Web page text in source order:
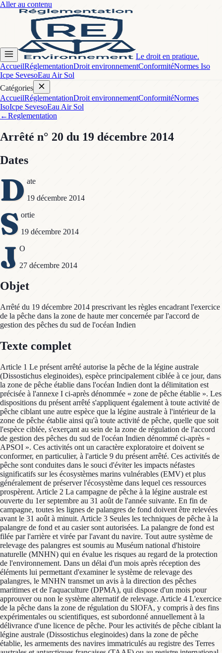
Aller au contenu
Le droit en pratique.
AccueilRéglementationDroit environnementConformitéNormes Iso
Icpe SevesoEau Air Sol
Catégories
AccueilRéglementationDroit environnementConformitéNormes
IsoIcpe SevesoEau Air Sol
←Reglementation
Arrêté n° 20 du 19 décembre 2014
Dates
D ate
19 décembre 2014
S ortie
19 décembre 2014
J O
27 décembre 2014
Objet
Arrêté du 19 décembre 2014 prescrivant les règles encadrant l'exercice
de la pêche dans la zone de haute mer concernée par l'accord de
gestion des pêches du sud de l'océan Indien
Texte complet
Article 1 Le présent arrêté autorise la pêche de la légine australe
(Dissostichus eleginoides), espèce principalement ciblée à ce jour, dans
la zone de pêche établie dans l'océan Indien dont la délimitation est
précisée à l'annexe I ci-après dénommée « zone de pêche établie ». Les
dispositions du présent arrêté s'appliquent également à toute activité de
pêche ciblant une autre espèce que la légine australe à l'intérieur de la
zone de pêche établie ainsi qu'à toute activité de pêche, quelle que soit
l'espèce ciblée, s'exerçant au sein de la zone de régulation de l'accord
de gestion des pêches du sud de l'océan Indien dénommé ci-après «
APSOI ». Ces activités ont un caractère exploratoire et doivent se
conformer, en particulier, à l'article 9 du présent arrêté. Ces activités de
pêche sont conduites dans le souci d'éviter les impacts néfastes
significatifs sur les écosystèmes marins vulnérables (EMV) et plus
généralement de préserver l'écosystème dans lequel ces ressources
prospèrent. Article 2 La campagne de pêche à la légine australe est
ouverte du 1er septembre au 31 août de l'année suivante. En fin de
campagne, toutes les lignes de palangres de fond doivent être relevées
avant le 31 août à minuit. Article 3 Seules les techniques de pêche à la
palangre de fond et au casier sont autorisées. La palangre de fond est
filée par l'arrière et virée par l'avant du navire. Tout autre système de
relevage des palangres est soumis au Muséum national d'histoire
naturelle (MNHN) qui en évalue les risques au regard de la protection
de l'environnement. Dans un délai d'un mois après réception des
éléments lui permettant d'examiner le système de relevage des
palangres, le MNHN transmet un avis à la direction des pêches
maritimes et de l'aquaculture (DPMA), qui dispose d'un mois pour
approuver ou non le système alternatif de relevage. Article 4 L'exercice
de la pêche dans la zone de régulation du SIOFA, y compris à des fins
expérimentales ou scientifiques, est subordonné annuellement à la
délivrance d'une licence de pêche. Pour les activités de pêche ciblant la
légine australe (Dissostichus eleginoides) dans la zone de pêche
établie, les armements des navires immatriculés au registre des Terres